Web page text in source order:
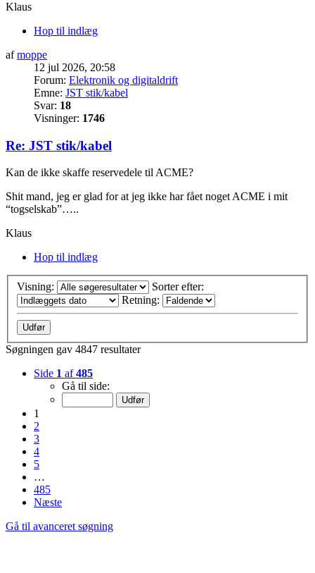
Klaus
Hop til indlæg
afmoppe
12 jul 2026, 20:58
Forum: Elektronik og digitaldrift
Emne: JST stik/kabel
Svar: 18
Visninger: 1746
Re: JST stik/kabel
Kan de ikke skaffe reservedele til ACME?
Shit mand, jeg er glad for at jeg ikke har fået noget ACME i mit
“togselskab”…..
Klaus
Hop til indlæg
Visning:
Sorter efter:
Retning:
Søgningen gav 4847 resultater
Side 1 af485
Gå til side:
1
2
3
4
5
…
485
Næste
Gå til avanceret søgning